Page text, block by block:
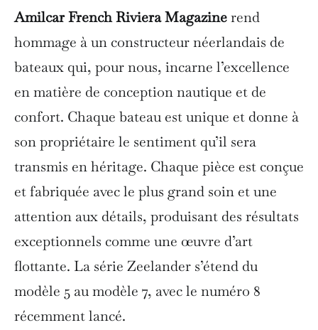
Amilcar French Riviera Magazinerend
hommage à un constructeur néerlandais de
bateaux qui, pour nous, incarne l’excellence
en matière de conception nautique et de
confort. Chaque bateau est unique et donne à
son propriétaire le sentiment qu’il sera
transmis en héritage. Chaque pièce est conçue
et fabriquée avec le plus grand soin et une
attention aux détails, produisant des résultats
exceptionnels comme une œuvre d’art
flottante. La série Zeelander s’étend du
modèle 5 au modèle 7, avec le numéro 8
récemment lancé.